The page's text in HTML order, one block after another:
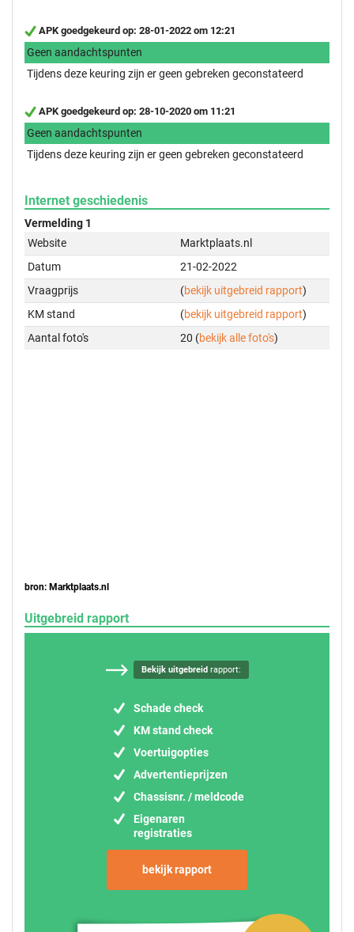
APK goedgekeurd op: 28-01-2022 om 12:21
Geen aandachtspunten
Tijdens deze keuring zijn er geen gebreken geconstateerd
APK goedgekeurd op: 28-10-2020 om 11:21
Geen aandachtspunten
Tijdens deze keuring zijn er geen gebreken geconstateerd
Internet geschiedenis
Vermelding 1
Website
Marktplaats.nl
Datum
21-02-2022
Vraagprijs
(bekijk uitgebreid rapport)
KM stand
(bekijk uitgebreid rapport)
Aantal foto's
20 (bekijk alle foto's)
bron: Marktplaats.nl
Uitgebreid rapport
Bekijk uitgebreidrapport:
Schade check
KM stand check
Voertuigopties
Advertentieprijzen
Chassisnr. / meldcode
Eigenaren
registraties
bekijk rapport